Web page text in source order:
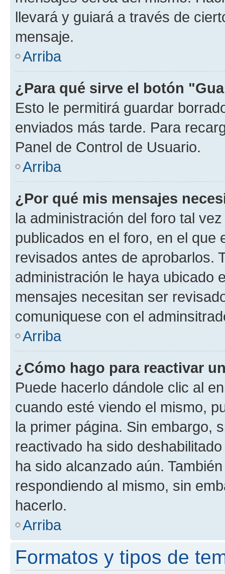
llevará y guiará a través de
mensaje.
Arriba
¿Para qué sirve el botón
Esto le permitirá guardar
enviados más tarde. Para
Panel de Control de Usuario.
Arriba
¿Por qué mis mensajes
la administración del foro tal
publicados en el foro, en el
revisados antes de aprobarlos.
administración le haya ubicado
mensajes necesitan ser
comuniquese con el
Arriba
¿Cómo hago para reactivar
Puede hacerlo dándole clic al
cuando esté viendo el mismo,
la primer página. Sin embargo,
reactivado ha sido
ha sido alcanzado aún.
respondiendo al mismo, sin
hacerlo.
Arriba
Formatos y tipos de